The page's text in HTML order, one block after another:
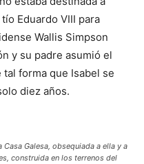
Eduardo VIII para
Wallis Simpson
y su padre asumió el
forma que Isabel se
diez años.
Galesa, obsequiada a ella y a
construida en los terrenos del